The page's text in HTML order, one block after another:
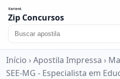
Zip Concursos
Início › Apostila Impressa ›
SEE-MG - Especialista em